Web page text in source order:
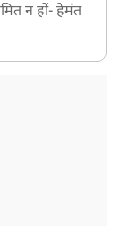
न हों- हेमंत
के घायल होने